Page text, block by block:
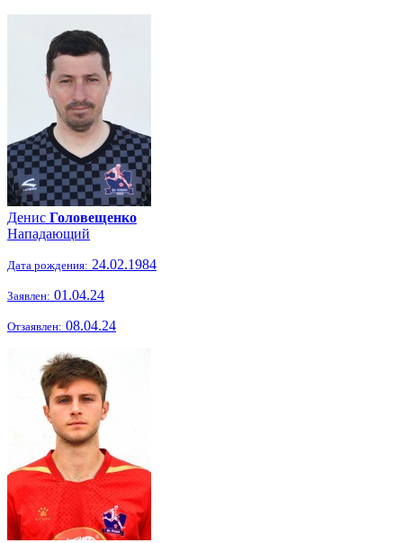
Денис Головещенко
Нападающий
Дата рождения: 24.02.1984
Заявлен: 01.04.24
Отзаявлен: 08.04.24